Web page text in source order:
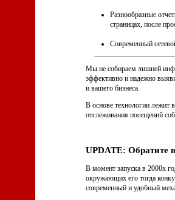
Разнообразные
страницах, после
Современный
Мы не собираем лишней
эффективно и надежно
и вашего бизнеса.
В основе технологии лежит
отслеживания посещений
UPDATE: Обратите
В момент запуска в 2000х
окружающих его тогда
современный и удобный